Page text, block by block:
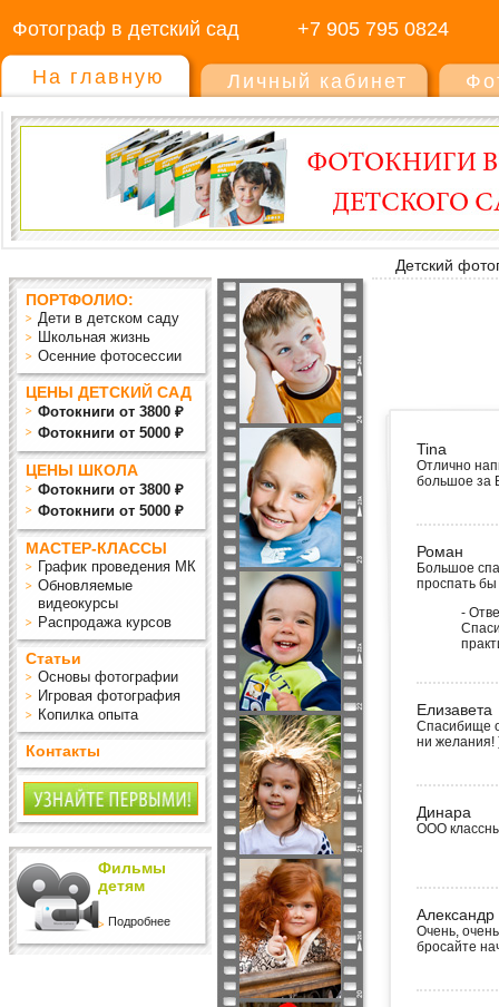
Фотограф в детский сад +7 905 795 0824
На главную Личный кабинет
Детский
ПОРТФОЛИО:
Дети в детском саду
Школьная жизнь
Осенние фотосессии
ЦЕНЫ ДЕТСКИЙ САД
Фотокниги от 3800 ₽
Фотокниги от 5000 ₽
ЦЕНЫ ШКОЛА
Фотокниги от 3800 ₽
Фотокниги от 5000 ₽
МАСТЕР-КЛАССЫ
График проведения МК
Обновляемые
видеокурсы
Распродажа курсов
Статьи
Основы фотографии
Игровая фотография
Копилка опыта
Контакты
Фильмы
детям
Подробнее
Tina
Отлично
большое за
Роман
Большое
проспать
-
Елизавета
Спасибище
ни желания!
Динара
ООО
Александр
Очень,
бросайте